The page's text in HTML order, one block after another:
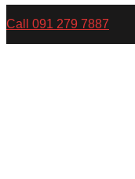
Call 091 279 7887